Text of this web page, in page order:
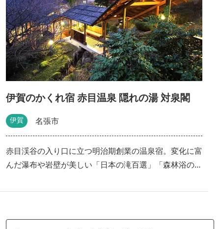
楽しもう！ 秋から冬にかけては渓谷ライトアップイベ
ント赤目渓谷『幽玄の竹灯』を開催 散策コースはゆっ
たり散策コース、渓谷ハイキングコース、長坂山トレッ
キングコースがあります。コースの詳細については添付
の赤目四十八滝MAPをご覧ください。 【詳しい取材レ
ポートはこちら】 👉赤目四十八滝はしんどいって本
当？おすすめハイキングコースと駐車場をわかりやすく
解説！ 👉赤目四十八滝のライトアップは 体力に自信が
なくても大丈夫！ 「幽玄の竹あかり」をご紹介 この投
稿をInstagramで見る 【公式】観光三重（三重県観光
連盟）(@kankomie)がシェアした投稿 - 2020年 7月月
26日午前3時17分PDT
伊賀のかくれ宿 赤目温泉 隠れの湯 対泉閣
伊賀 名張市
赤目渓谷の入り口に立つ明治期創業の温泉宿。変化に富
んだ瀑布や岩壁が美しい「日本の滝百選」「森林浴の森
験ができる「忍者の森」へ徒歩５分と観光にも好立地で
泉はしっとり滑らかな肌触りで美肌効果も期待できま